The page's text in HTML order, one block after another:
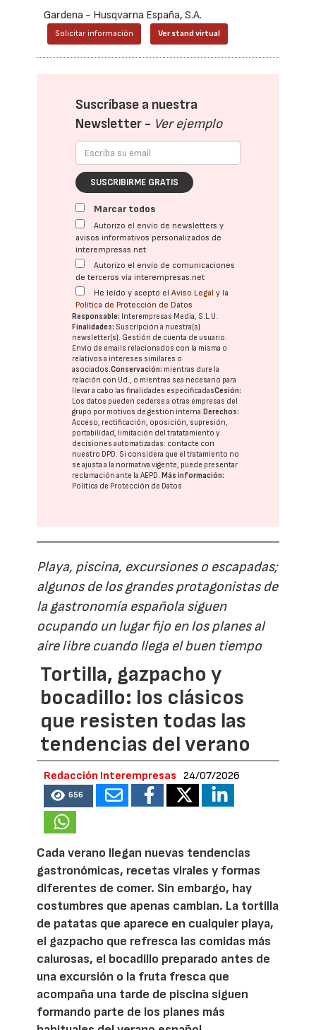
Gardena - Husqvarna España, S.A.
Solicitar información Ver stand virtual
Suscríbase a nuestra
Newsletter - Ver ejemplo
SUSCRIBIRME GRATIS
Marcar todos
Autorizo el envío de newsletters y
avisos informativos personalizados de
interempresas.net
Autorizo el envío de comunicaciones
de terceros vía interempresas.net
He leído y acepto elAviso Legal y la
Política de Protección de Datos
Responsable: Interempresas Media, S.L.U.
Finalidades: Suscripción a nuestra(s)
newsletter(s). Gestión de cuenta de usuario.
Envío de emails relacionados con la misma o
relativos a intereses similares o
asociados.Conservación: mientras dure la
relación con Ud., o mientras sea necesario para
llevar a cabo las finalidades especificadasCesión:
Los datos pueden cederse a otras empresas del
grupo por motivos de gestión interna.Derechos:
Acceso, rectificación, oposición, supresión,
portabilidad, limitación del tratatamiento y
decisiones automatizadas: contacte con
nuestro DPD. Si considera que el tratamiento no
se ajusta a la normativa vigente, puede presentar
reclamación ante laAEPD.Más información:
Política de Protección de Datos
Playa, piscina, excursiones o escapadas;
algunos de los grandes protagonistas de
la gastronomía española siguen
ocupando un lugar fijo en los planes al
aire libre cuando llega el buen tiempo
Tortilla, gazpacho y
bocadillo: los clásicos
que resisten todas las
tendencias del verano
Redacción Interempresas 24/07/2026
656
Cada verano llegan nuevas tendencias
gastronómicas, recetas virales y formas
diferentes de comer. Sin embargo, hay
costumbres que apenas cambian. La tortilla
de patatas que aparece en cualquier playa,
el gazpacho que refresca las comidas más
calurosas, el bocadillo preparado antes de
una excursión o la fruta fresca que
acompaña una tarde de piscina siguen
formando parte de los planes más